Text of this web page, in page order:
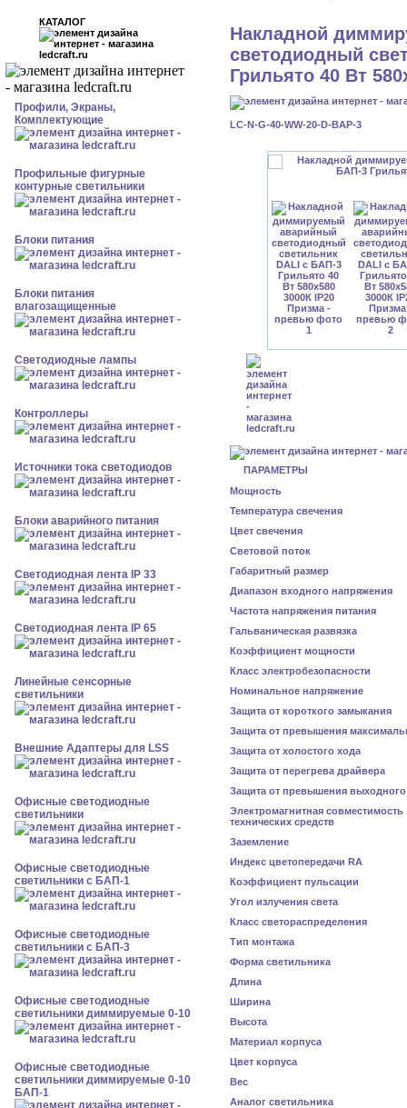
КАТАЛОГ
Профили, Экраны,
Комплектующие
Профильные фигурные
контурные светильники
Блоки питания
Блоки питания
влагозащищенные
Светодиодные лампы
Контроллеры
Источники тока светодиодов
Блоки аварийного питания
Светодиодная лента IP 33
Светодиодная лента IP 65
Линейные сенсорные
светильники
Внешние Адаптеры для LSS
Офисные светодиодные
светильники
Офисные светодиодные
светильники с БАП-1
Офисные светодиодные
светильники с БАП-3
Офисные светодиодные
светильники диммируемые 0-10
Офисные светодиодные
светильники диммируемые 0-10
БАП-1
Накладной
светодиодный
Грильято 40 Вт
LC-N-G-40-WW-20-D-BAP-3
ПАРАМЕТРЫ
Мощность
Температура свечения
Цвет свечения
Световой поток
Габаритный размер
Диапазон входного напряжения
Частота напряжения питания
Гальваническая развязка
Коэффициент мощности
Класс электробезопасности
Номинальное напряжение
Защита от короткого замыкания
Защита от превышения
Защита от холостого хода
Защита от перегрева драйвера
Защита от превышения
Электромагнитная совместимость
технических средств
Заземление
Индекс цветопередачи RA
Коэффициент пульсации
Угол излучения света
Класс светораспределения
Тип монтажа
Форма светильника
Длина
Ширина
Высота
Материал корпуса
Цвет корпуса
Вес
Аналог светильника